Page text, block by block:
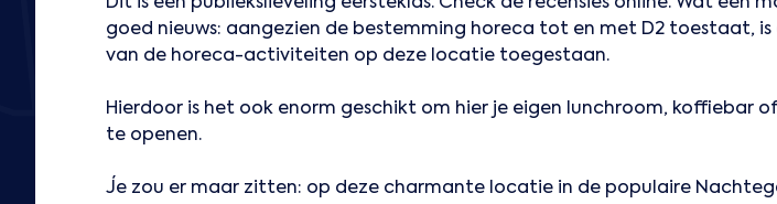
goed nieuws: aangezien de bestemming horeca tot en met D2 toestaat, is
van de horeca-activiteiten op deze locatie toegestaan.
Hierdoor is het ook enorm geschikt om hier je eigen lunchroom, koffiebar
te openen.
Je zou er maar zitten: op deze charmante locatie in de populaire